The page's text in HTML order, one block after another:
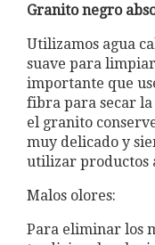
Granito negro
Utilizamos agua
suave para
importante que
fibra para secar
el granito
muy delicado y
utilizar productos
Malos olores:
Para eliminar los